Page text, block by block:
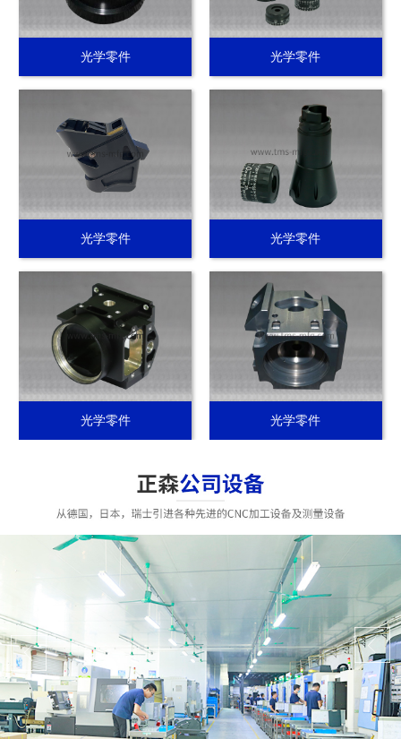
光学零件 光学零件
光学零件 光学零件
光学零件 光学零件